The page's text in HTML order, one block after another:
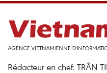
AGENCE VIETNAMIENNE
Rédacteur en chef: TRÂN